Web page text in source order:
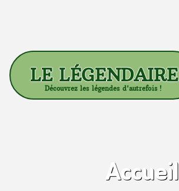
Accueil
LE LÉGENDAIRE
Découvrez les légendes d'autrefois !